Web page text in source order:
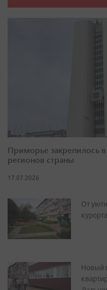
Приморье закрепилось
регионов страны
17.07.2026
От
Новый